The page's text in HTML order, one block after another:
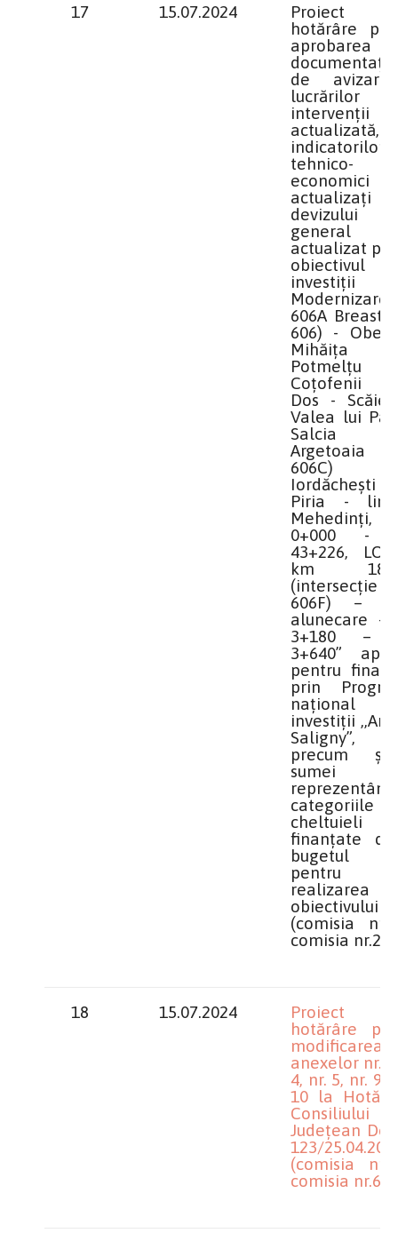
17 15.07.2024
Proiect
hotărâre
aprobarea
de
lucrărilor
intervenții
indicatorilor
tehnico-
economici
actualizați
devizului
general
actualizat
obiectivul
investiții
606A Breasta
606) -
Coțofenii
Dos -
Valea lui
Argetoaia
Piria -
Mehedinți,
0+000 -
43+226,
km
(intersecție
606F) –
alunecare –
3+180 –
3+640”
pentru
prin
național
investiții
precum
sumei
reprezentând
categoriile
cheltuieli
finanțate
bugetul
pentru
realizarea
obiectivului
(comisia
comisia nr.2)
18 15.07.2024
Proiect
hotărâre
modificarea
anexelor nr.
4, nr. 5, nr. 9
10 la
Consiliului
Județean
123/
(comisia
comisia nr.6)